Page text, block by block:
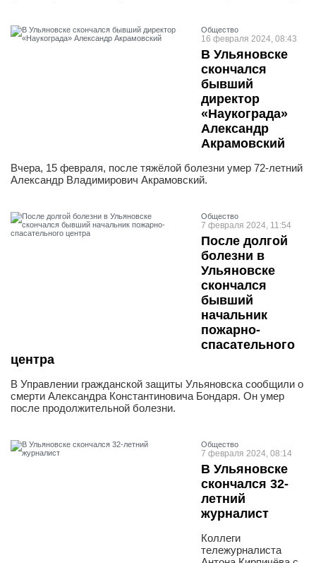
Общество
16 февраля 2024, 08:43
В Ульяновске
скончался
бывший
директор
«Наукограда»
Александр
Акрамовский
Вчера, 15 февраля, после тяжёлой болезни умер 72-летний
Александр Владимирович Акрамовский.
Общество
7 февраля 2024, 11:54
После долгой
болезни в
Ульяновске
скончался
бывший
начальник
пожарно-
спасательного
центра
В Управлении гражданской защиты Ульяновска сообщили о
смерти Александра Константиновича Бондаря. Он умер
после продолжительной болезни.
Общество
7 февраля 2024, 08:14
В Ульяновске
скончался 32-
летний
журналист
Коллеги
тележурналиста